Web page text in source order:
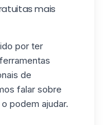
mais
por ter
de
falar sobre
podem ajudar.